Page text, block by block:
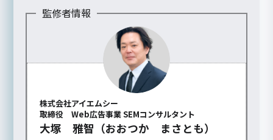
監修者情報
株式会社アイエムシー
取締役 Web広告事業 SEMコンサルタント
大塚 雅智（おおつか まさとも）